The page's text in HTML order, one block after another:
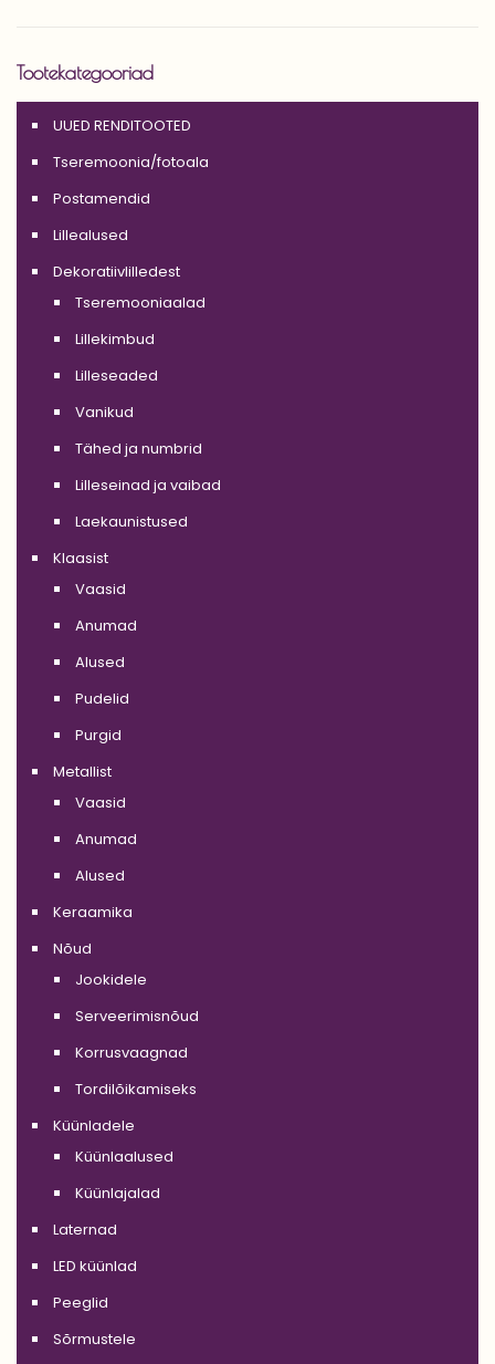
Tootekategooriad
UUED RENDITOOTED
Tseremoonia/fotoala
Postamendid
Lillealused
Dekoratiivlilledest
Tseremooniaalad
Lillekimbud
Lilleseaded
Vanikud
Tähed ja numbrid
Lilleseinad ja vaibad
Laekaunistused
Klaasist
Vaasid
Anumad
Alused
Pudelid
Purgid
Metallist
Vaasid
Anumad
Alused
Keraamika
Nõud
Jookidele
Serveerimisnõud
Korrusvaagnad
Tordilõikamiseks
Küünladele
Küünlaalused
Küünlajalad
Laternad
LED küünlad
Peeglid
Sõrmustele